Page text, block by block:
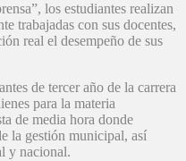
los estudiantes realizan
trabajadas con sus docentes,
real el desempeño de sus
de tercer año de la carrera
para la materia
de media hora donde
la gestión municipal, así
y nacional.